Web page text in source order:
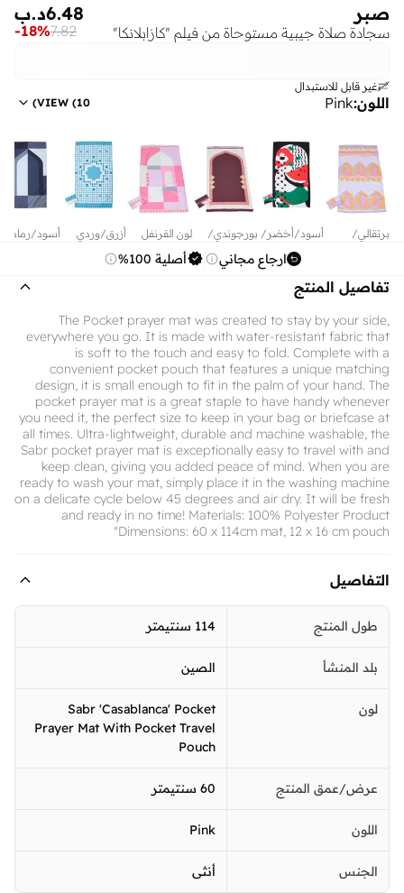
صبر
سجادة صلاة جيبية مستوحاة من فيلم "كازابلانكا"
د.ب6.48
7.82
-18%
غير قابل للاستبدال
اللون:
Pink
VIEW (10
)
برتقالي/
أسود/أخضر/
أحمر/أبيض
بورجوندي/
لون القرنفل أزرق/وردي
أسود/رمادي
ارجاع مجاني أصلية 100%
تفاصيل المنتج
The Pocket prayer mat was created to stay by your side,
everywhere you go. It is made with water-resistant fabric that
is soft to the touch and easy to fold. Complete with a
convenient pocket pouch that features a unique matching
design, it is small enough to fit in the palm of your hand. The
pocket prayer mat is a great staple to have handy whenever
you need it, the perfect size to keep in your bag or briefcase at
all times. Ultra-lightweight, durable and machine washable, the
Sabr pocket prayer mat is exceptionally easy to travel with and
keep clean, giving you added peace of mind. When you are
ready to wash your mat, simply place it in the washing machine
on a delicate cycle below 45 degrees and air dry. It will be fresh
and ready in no time! Materials: 100% Polyester Product
Dimensions: 60 x 114cm mat, 12 x 16 cm pouch"
التفاصيل
طول المنتج 114 سنتيمتر
بلد المنشأ الصين
لون
Sabr 'Casablanca' Pocket
Prayer Mat With Pocket Travel
Pouch
عرض/عمق المنتج 60 سنتيمتر
اللون Pink
الجنس أنثى